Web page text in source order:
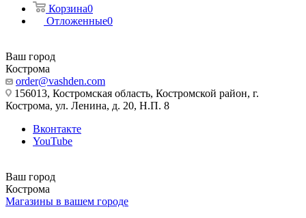
Корзина0
Отложенные0
Ваш город
Кострома
order@vashden.com
156013, Костромская область, Костромской район, г.
Кострома, ул. Ленина, д. 20, Н.П. 8
Вконтакте
YouTube
Ваш город
Кострома
Магазины в вашем городе